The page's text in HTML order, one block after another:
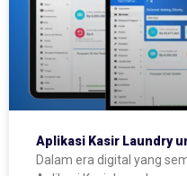
Aplikasi Kasir Laundry
Dalam era digital yang